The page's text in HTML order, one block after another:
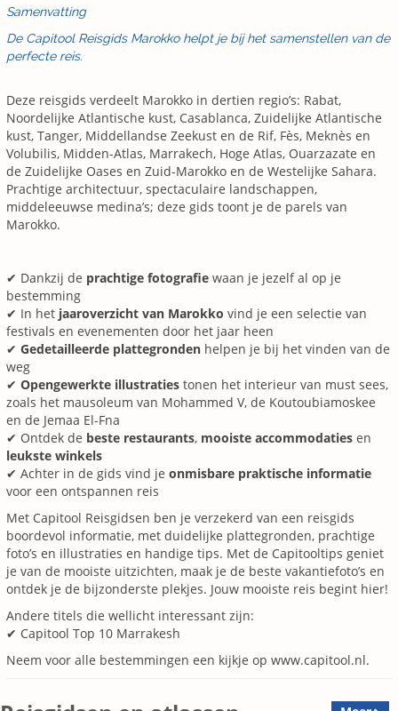
Samenvatting
De Capitool Reisgids Marokko helpt je bij het samenstellen van de
perfecte reis.
Deze reisgids verdeelt Marokko in dertien regio’s: Rabat,
Noordelijke Atlantische kust, Casablanca, Zuidelijke Atlantische
kust, Tanger, Middellandse Zeekust en de Rif, Fès, Meknès en
Volubilis, Midden-Atlas, Marrakech, Hoge Atlas, Ouarzazate en
de Zuidelijke Oases en Zuid-Marokko en de Westelijke Sahara.
Prachtige architectuur, spectaculaire landschappen,
middeleeuwse medina’s; deze gids toont je de parels van
Marokko.
✔ Dankzij de prachtige fotografie waan je jezelf al op je
bestemming
✔ In het jaaroverzicht van Marokko vind je een selectie van
festivals en evenementen door het jaar heen
✔ Gedetailleerde plattegronden helpen je bij het vinden van de
weg
✔ Opengewerkte illustraties tonen het interieur van must sees,
zoals het mausoleum van Mohammed V, de Koutoubiamoskee
en de Jemaa El-Fna
✔ Ontdek de beste restaurants, mooiste accommodaties en
leukste winkels
✔ Achter in de gids vind je onmisbare praktische informatie
voor een ontspannen reis
Met Capitool Reisgidsen ben je verzekerd van een reisgids
boordevol informatie, met duidelijke plattegronden, prachtige
foto’s en illustraties en handige tips. Met de Capitooltips geniet
je van de mooiste uitzichten, maak je de beste vakantiefoto’s en
ontdek je de bijzonderste plekjes. Jouw mooiste reis begint hier!
Andere titels die wellicht interessant zijn:
✔ Capitool Top 10 Marrakesh
Neem voor alle bestemmingen een kijkje op www.capitool.nl.